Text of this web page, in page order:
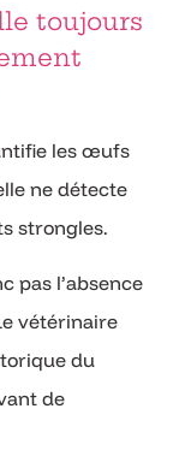
toujours
les œufs
ne détecte
strongles.
pas l’absence
vétérinaire
du
de